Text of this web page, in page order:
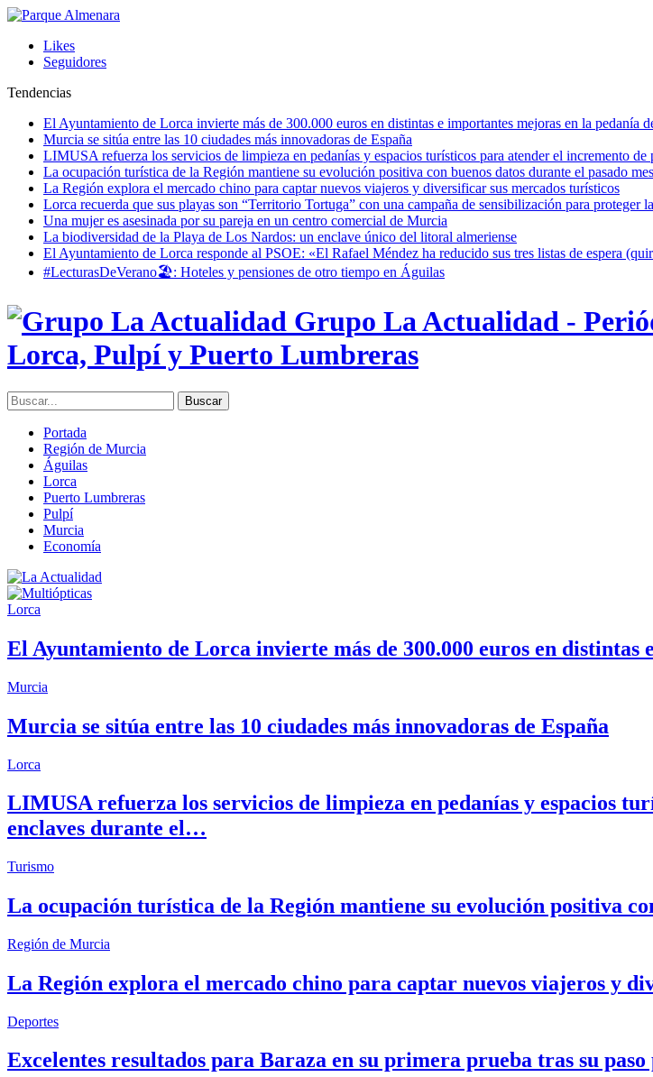
Likes
Seguidores
Tendencias
El Ayuntamiento de Lorca invierte más de 300.000 euros en distintas e importantes mejoras en la pedanía
Murcia se sitúa entre las 10 ciudades más innovadoras de España
LIMUSA refuerza los servicios de limpieza en pedanías y espacios turísticos para atender el incremento de
La ocupación turística de la Región mantiene su evolución positiva con buenos datos durante el pasado
La Región explora el mercado chino para captar nuevos viajeros y diversificar sus mercados turísticos
Lorca recuerda que sus playas son “Territorio Tortuga” con una campaña de sensibilización para proteger
Una mujer es asesinada por su pareja en un centro comercial de Murcia
La biodiversidad de la Playa de Los Nardos: un enclave único del litoral almeriense
El Ayuntamiento de Lorca responde al PSOE: «El Rafael Méndez ha reducido sus tres listas de espera
#LecturasDeVerano🏖: Hoteles y pensiones de otro tiempo en Águilas
Grupo La Actualidad -
Lorca, Pulpí y Puerto Lumbreras
Portada
Región de Murcia
Águilas
Lorca
Puerto Lumbreras
Pulpí
Murcia
Economía
Lorca
El Ayuntamiento de Lorca invierte más de 300.000 euros en
Murcia
Murcia se sitúa entre las 10 ciudades más innovadoras de España
Lorca
LIMUSA refuerza los servicios de limpieza en pedanías y espacios
enclaves durante el…
Turismo
La ocupación turística de la Región mantiene su evolución positiva
Región de Murcia
La Región explora el mercado chino para captar nuevos viajeros y
Deportes
Excelentes resultados para Baraza en su primera prueba tras su